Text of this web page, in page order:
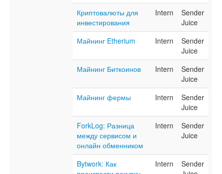
Криптовалюты для
инвестирования
Intern
Sender
Juice
Майнинг Etherium
Intern
Sender
Juice
Майнинг Биткоинов
Intern
Sender
Juice
Майнинг фермы
Intern
Sender
Juice
ForkLog: Разница
между сервисом и
онлайн обменником
Intern
Sender
Juice
Bytwork: Как
Intern
Sender